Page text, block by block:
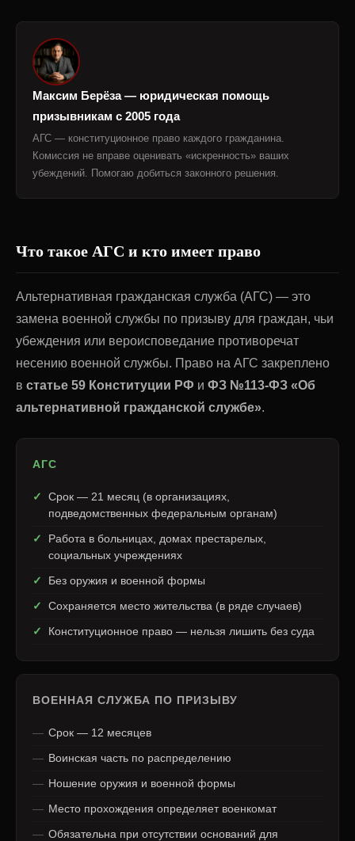
Максим Берёза — юридическая помощь
призывникам с 2005 года
АГС — конституционное право каждого гражданина.
Комиссия не вправе оценивать «искренность» ваших
убеждений. Помогаю добиться законного решения.
Что такое АГС и кто имеет право
Альтернативная гражданская служба (АГС) — это
замена военной службы по призыву для граждан, чьи
убеждения или вероисповедание противоречат
несению военной службы. Право на АГС закреплено
в статье 59 Конституции РФ и ФЗ №113-ФЗ «Об
альтернативной гражданской службе».
АГС
Срок — 21 месяц (в организациях,
подведомственных федеральным органам)
Работа в больницах, домах престарелых,
социальных учреждениях
Без оружия и военной формы
Сохраняется место жительства (в ряде случаев)
Конституционное право — нельзя лишить без суда
ВОЕННАЯ СЛУЖБА ПО ПРИЗЫВУ
Срок — 12 месяцев
Воинская часть по распределению
Ношение оружия и военной формы
Место прохождения определяет военкомат
Обязательна при отсутствии оснований для